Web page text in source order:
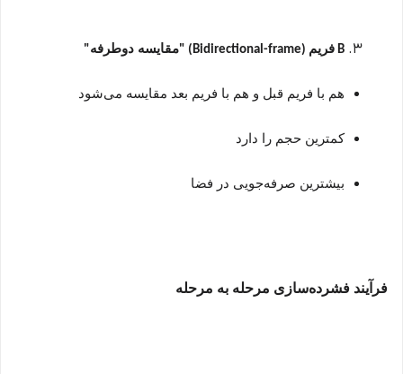
B فریم (Bidirectional-frame) " مقایسه دوطرفه"
هم با فریم قبل و هم با فریم بعد مقایسه می‌شود
کمترین حجم را دارد
بیشترین صرفه‌جویی در فضا
فرآیند فشرده‌سازی مرحله به مرحله